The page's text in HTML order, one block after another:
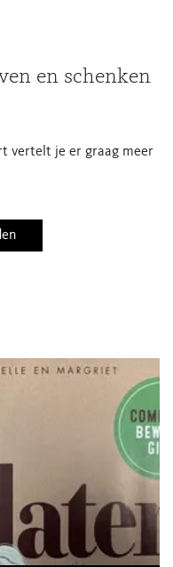
en schenken
vertelt je er graag meer